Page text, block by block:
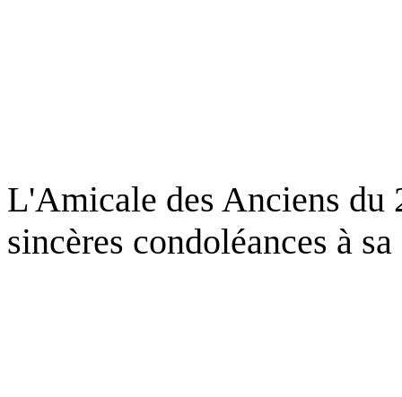
L'Amicale des Anciens du
sincères condoléances à